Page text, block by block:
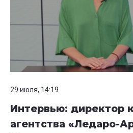
29 июля, 14:19
Интервью: директор
агентства «Ледаро-